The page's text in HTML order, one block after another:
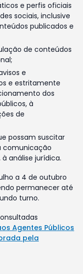
e perfis oficiais
sociais, inclusive
publicados e
de conteúdos
e
e estritamente
dos
à
de
possam suscitar
comunicação
análise jurídica.
a 4 de outubro
permanecer até
turno.
Agentes Públicos
pela